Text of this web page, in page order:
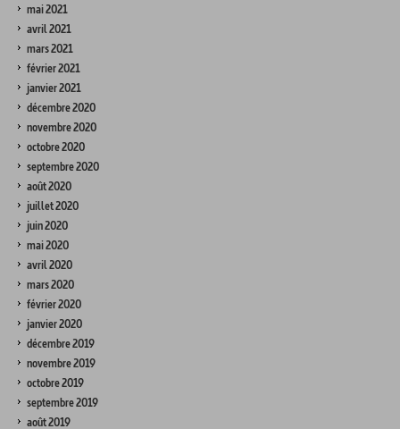
mai 2021
avril 2021
mars 2021
février 2021
janvier 2021
décembre 2020
novembre 2020
octobre 2020
septembre 2020
août 2020
juillet 2020
juin 2020
mai 2020
avril 2020
mars 2020
février 2020
janvier 2020
décembre 2019
novembre 2019
octobre 2019
septembre 2019
août 2019